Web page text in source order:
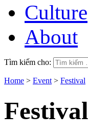
Culture
About
Tìm kiếm cho:
Home > Event > Festival
Festival